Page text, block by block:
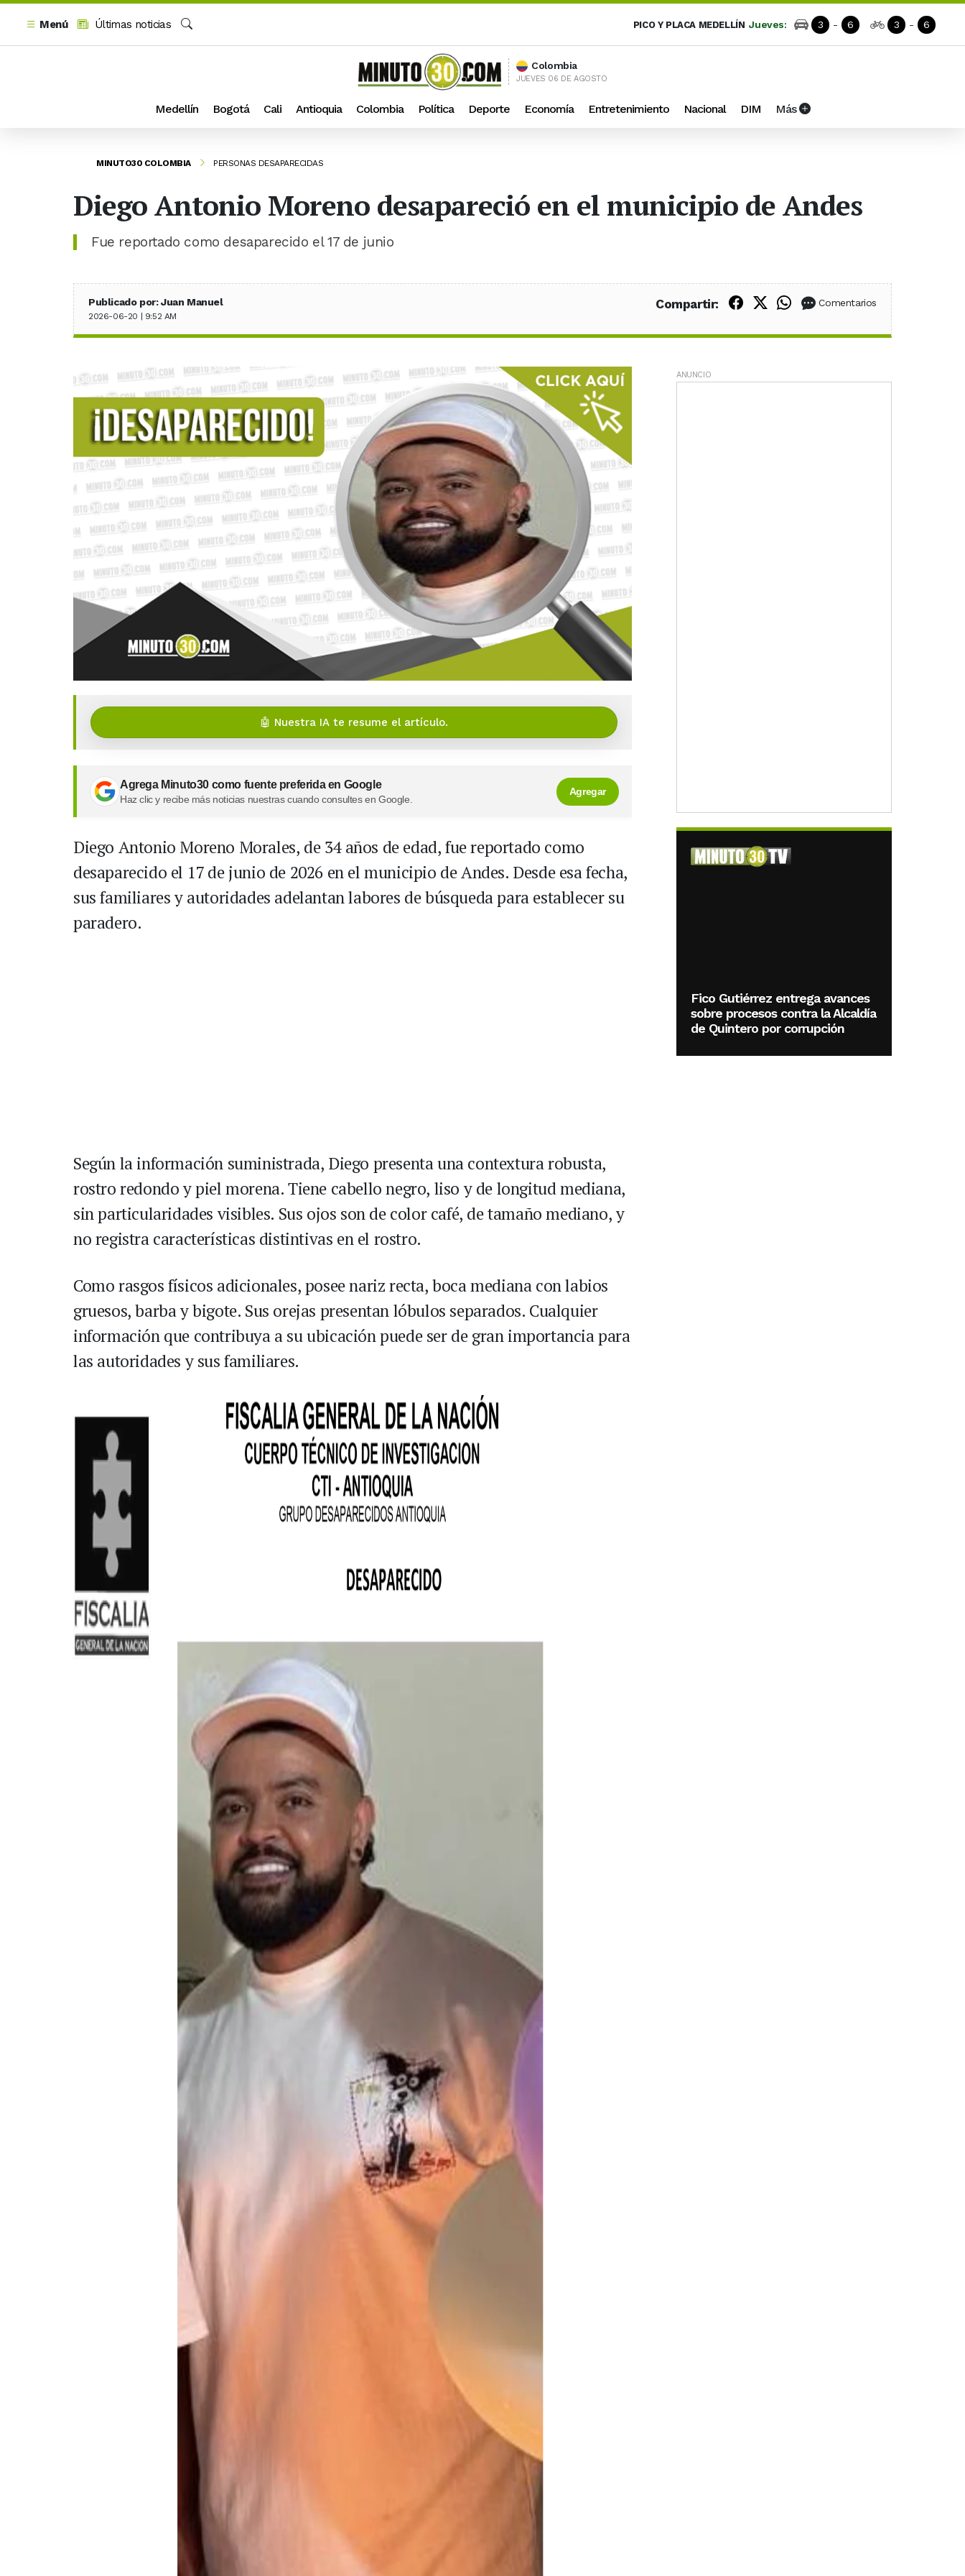
Menú
Últimas noticias
PICO Y PLACA MEDELLÍN Jueves: 3 - 6 3 - 6
Colombia
JUEVES 06 DE AGOSTO
Medellín Bogotá Cali Antioquia Colombia Política Deporte Economía Entretenimiento Nacional DIM Más
MINUTO30 COLOMBIA PERSONAS DESAPARECIDAS
Diego Antonio Moreno desapareció en el municipio de Andes
Fue reportado como desaparecido el 17 de junio
Publicado por: Juan Manuel
2026-06-20 | 9:52 AM
Compartir: Compartir en Facebook
Compartir en X (Twitter)
Compartir en WhatsApp
Comentarios
🤖 Nuestra IA te resume el artículo.
Agrega Minuto30 como fuente preferida en Google
Haz clic y recibe más noticias nuestras cuando consultes en Google.
Agregar
Diego Antonio Moreno Morales, de 34 años de edad, fue reportado como
desaparecido el 17 de junio de 2026 en el municipio de Andes. Desde esa fecha,
sus familiares y autoridades adelantan labores de búsqueda para establecer su
paradero.
Según la información suministrada, Diego presenta una contextura robusta,
rostro redondo y piel morena. Tiene cabello negro, liso y de longitud mediana,
sin particularidades visibles. Sus ojos son de color café, de tamaño mediano, y
no registra características distintivas en el rostro.
Como rasgos físicos adicionales, posee nariz recta, boca mediana con labios
gruesos, barba y bigote. Sus orejas presentan lóbulos separados. Cualquier
información que contribuya a su ubicación puede ser de gran importancia para
las autoridades y sus familiares.
ANUNCIO
Fico Gutiérrez entrega avances
sobre procesos contra la Alcaldía
de Quintero por corrupción